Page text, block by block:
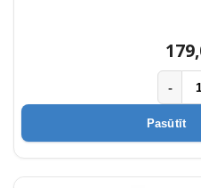
-
Pasūtīt